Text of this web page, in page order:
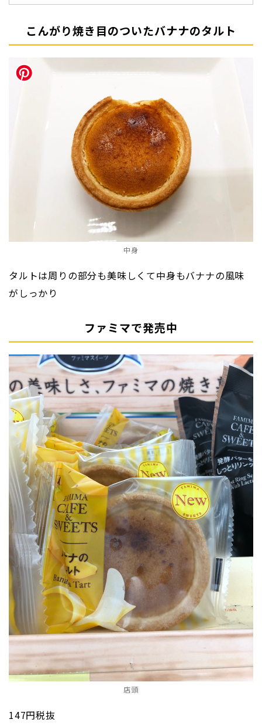
こんがり焼き目のついたバナナのタルト
中身
タルトは周りの部分も美味しくて中身もバナナの風味
がしっかり
ファミマで発売中
店頭
147円税抜